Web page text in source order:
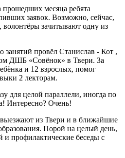
прошедших месяца ребята
заявок. Возможно, сейчас,
волонтёры зачитывают одну из
провёл Станислав - Кот ,
ДШБ «Совёнок» в Твери. За
и 12 взрослых, помог
2 лекторам.
для целой параллели, иногда по
Интересно? Очень!
из Твери и в ближайшие
Порой на целый день,
и профилактические беседы с